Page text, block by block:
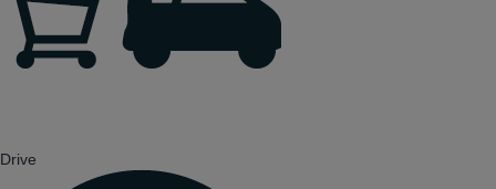
Drive